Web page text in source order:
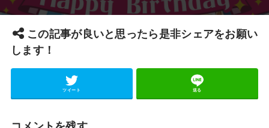
この記事が良いと思ったら是非シェアをお願い
します！
ツイート 送る